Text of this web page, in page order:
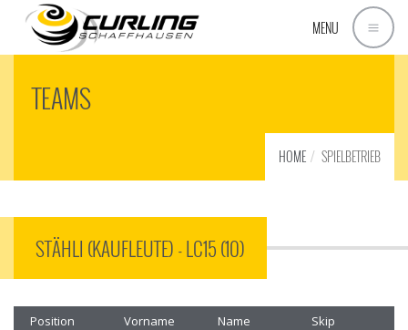
MENU
TEAMS
HOME SPIELBETRIEB
STÄHLI (KAUFLEUTE) - LC15 (10)
Position Vorname Name
Skip